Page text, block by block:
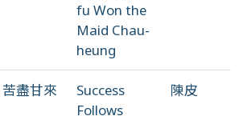
fu Won the
Maid Chau-
heung
苦盡甘來
Success
Follows
陳皮